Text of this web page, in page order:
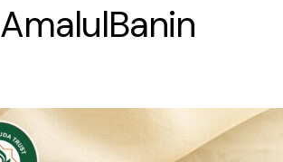
AmalulBanin